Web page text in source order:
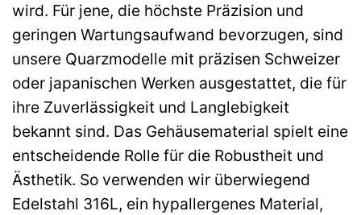
wird. Für jene, die höchste Präzision und
geringen Wartungsaufwand bevorzugen, sind
unsere Quarzmodelle mit präzisen Schweizer
oder japanischen Werken ausgestattet, die für
ihre Zuverlässigkeit und Langlebigkeit
bekannt sind. Das Gehäusematerial spielt eine
entscheidende Rolle für die Robustheit und
Ästhetik. So verwenden wir überwiegend
Edelstahl 316L, ein hypallergenes Material,